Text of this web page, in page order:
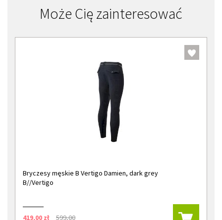
Może Cię zainteresować
Bryczesy męskie B Vertigo Damien, dark grey
B//Vertigo
419,00 zł 599,00